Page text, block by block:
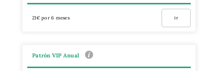
21€ por 6 meses Ir
Patrón VIP Anual